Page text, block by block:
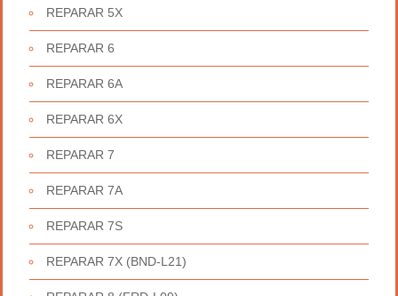
REPARAR 5X
REPARAR 6
REPARAR 6A
REPARAR 6X
REPARAR 7
REPARAR 7A
REPARAR 7S
REPARAR 7X (BND-L21)